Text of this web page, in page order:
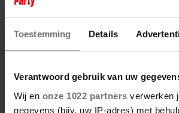
Toestemming Details
Verantwoord gebruik van uw
Wij en onze 1022 partners verwerken
gegevens (bijv. uw IP-adres) met